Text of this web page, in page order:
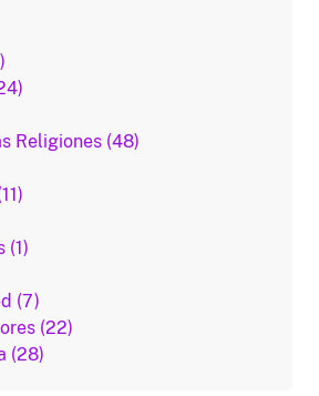
Religiones (48)
(1)
(7)
(22)
(28)